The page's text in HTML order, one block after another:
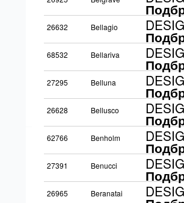
26632 Bellagio
68532 Bellariva
27295 Belluna
26628 Bellusco
62766 Benholm
27391 Benucci
26965 Beranatai